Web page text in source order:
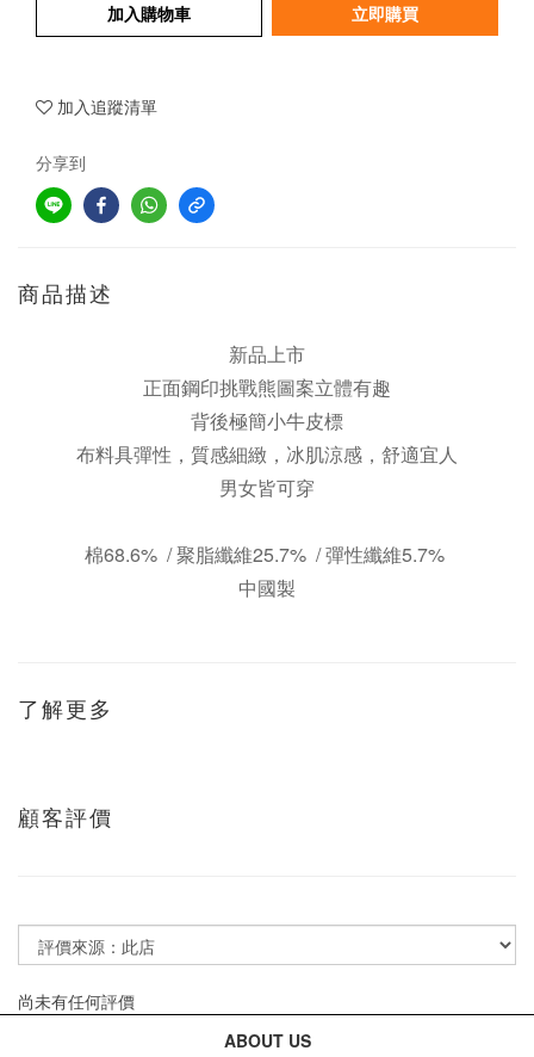
加入購物車 立即購買
加入追蹤清單
分享到
商品描述
新品上市
正面鋼印挑戰熊圖案立體有趣
背後極簡小牛皮標
布料具彈性，質感細緻，冰肌涼感，舒適宜人
男女皆可穿
棉68.6% / 聚脂纖維25.7% / 彈性纖維5.7%
中國製
了解更多
顧客評價
尚未有任何評價
ABOUT US